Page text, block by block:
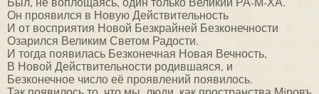
Он проявился в Новую Действительность
И от восприятия Новой Безкрайней Безконечности
Озарился Великим Светом Радости.
И тогда появилась Безконечная Новая Вечность,
В Новой Действительности родившаяся, и
Безконечное число её проявлений появилось.